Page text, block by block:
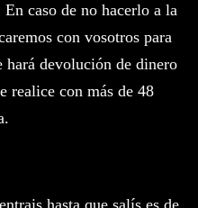
caso de no hacerlo a la
con vosotros para
hará devolución de dinero
realice con más de 48